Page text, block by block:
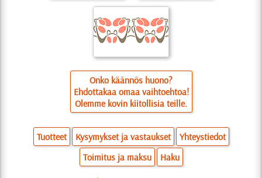
Onko käännös huono?
Ehdottakaa omaa vaihtoehtoa!
Olemme kovin kiitollisia teille.
Tuotteet Kysymykset ja vastaukset
Yhteystiedot
Toimitus ja maksu
Haku